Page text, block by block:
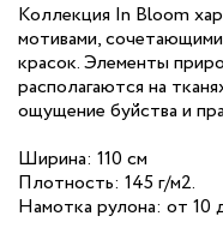
Коллекция In Bloom
мотивами,
красок. Элементы
располагаются на
ощущение буйства и
Ширина: 110 см
Плотность: 145 г/м2.
Намотка рулона: от 10